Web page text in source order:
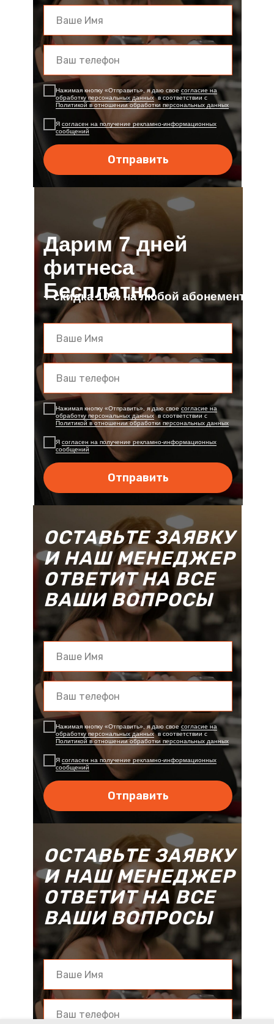
Связаться в Telegram
или
Нажимая кнопку «Отправить», я даю своесогласие на
обработку персональных данныхв соответствии с
Политикой в отношении обработки персональных данных
Я согласен на получение рекламно-информационных
сообщений
Отправить
Связаться в Telegram
или
Нажимая кнопку «Отправить», я даю своесогласие на
обработку персональных данныхв соответствии с
Политикой в отношении обработки персональных данных
Я согласен на получение рекламно-информационных
сообщений
Отправить
Дарим 7 дней
фитнеса
Бесплатно
+ скидка 10% на любой абонемент
ОСТАВЬТЕ ЗАЯВКУ
И НАШ МЕНЕДЖЕР
ОТВЕТИТ НА ВСЕ
ВАШИ ВОПРОСЫ
Нажимая кнопку «Отправить», я даю своесогласие на
обработку персональных данныхв соответствии с
Политикой в отношении обработки персональных данных
Я согласен на получение рекламно-информационных
сообщений
Отправить
ОСТАВЬТЕ ЗАЯВКУ
И НАШ МЕНЕДЖЕР
ОТВЕТИТ НА ВСЕ
ВАШИ ВОПРОСЫ